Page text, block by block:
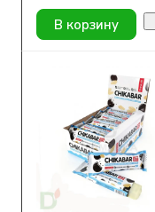
В корзину